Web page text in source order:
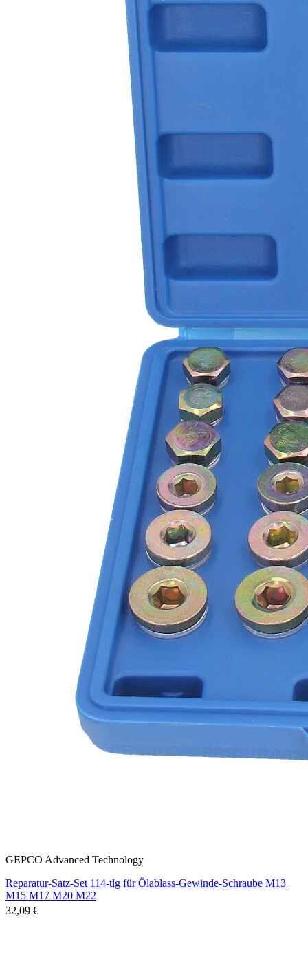
GEPCO Advanced Technology
Reparatur-Satz-Set 114-tlg für Ölablass-Gewinde-Schraube M13
M15 M17 M20 M22
32,09 €